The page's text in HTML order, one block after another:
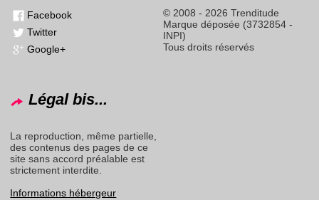
Facebook
Twitter
Google+
© 2008 - 2026 Trenditude
Marque déposée (3732854 -
INPI)
Tous droits réservés
Légal bis...
La reproduction, même partielle,
des contenus des pages de ce
site sans accord préalable est
strictement interdite.
Informations hébergeur